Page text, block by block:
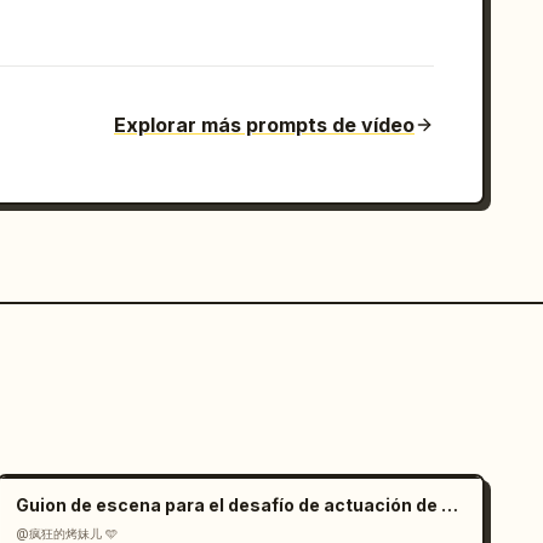
Explorar más prompts de vídeo
Guion de escena para el desafío de actuación de cachorros con IA
@疯狂的烤妹儿 🩵